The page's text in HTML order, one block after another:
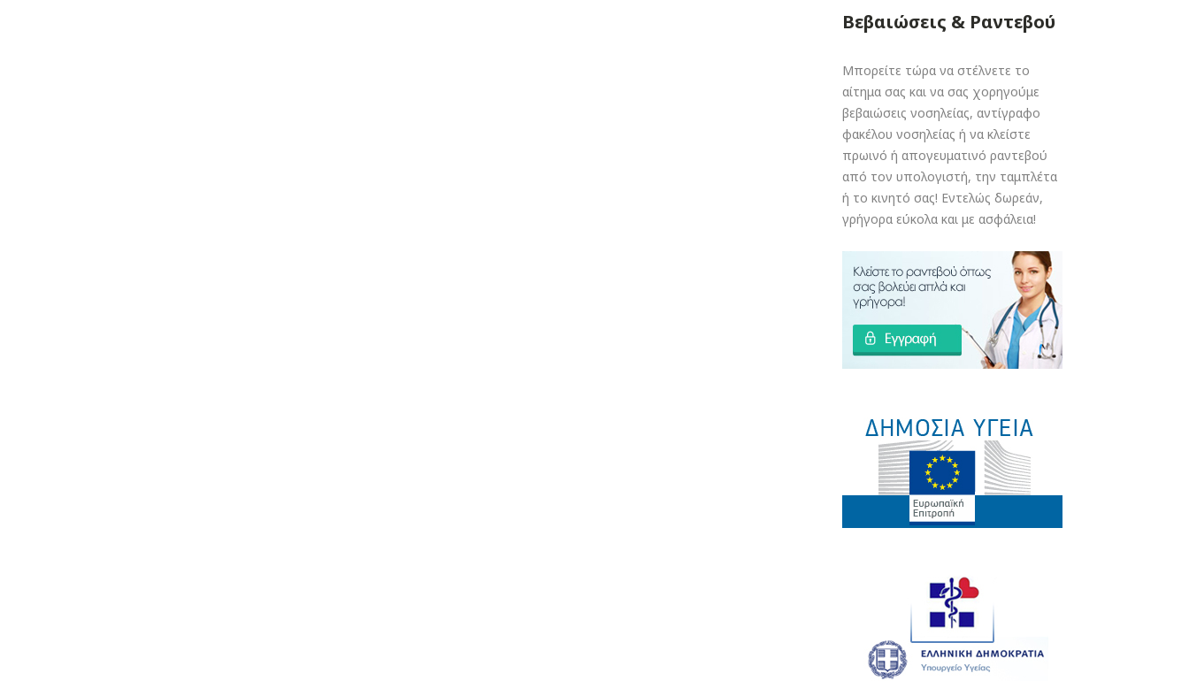
Βεβαιώσεις & Ραντεβού
Μπορείτε τώρα να στέλνετε το
αίτημα σας και να σας χορηγούμε
βεβαιώσεις νοσηλείας, αντίγραφο
φακέλου νοσηλείας ή να κλείστε
πρωινό ή απογευματινό ραντεβού
από τον υπολογιστή, την ταμπλέτα
ή το κινητό σας! Εντελώς δωρεάν,
γρήγορα εύκολα και με ασφάλεια!